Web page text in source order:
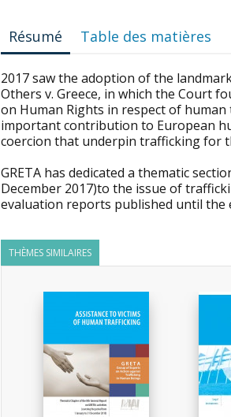
Résumé Table des matières
2017 saw the adoption of the
Others v. Greece, in which the Court
on Human Rights in respect of human
importantcontribution to European
coercion that underpin trafficking for
GRETA has dedicated a thematic
December 2017)to the issue of
evaluation reports published until the
THÈMES SIMILAIRES